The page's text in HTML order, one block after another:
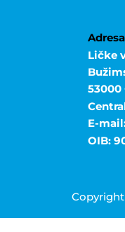
Ličke
53000
E-
OIB:
Copyright